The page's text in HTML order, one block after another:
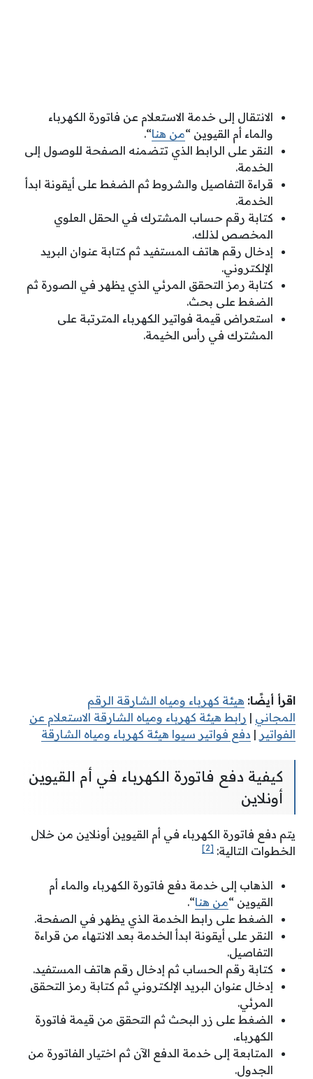
الانتقال إلى خدمة الاستعلام عن فاتورة الكهرباء
والماء أم القيوين “من هنا“.
النقر على الرابط الذي تتضمنه الصفحة للوصول إلى
الخدمة.
قراءة التفاصيل والشروط ثم الضغط على أيقونة ابدأ
الخدمة.
كتابة رقم حساب المشترك في الحقل العلوي
المخصص لذلك.
إدخال رقم هاتف المستفيد ثم كتابة عنوان البريد
الإلكتروني.
كتابة رمز التحقق المرئي الذي يظهر في الصورة ثم
الضغط على بحث.
استعراض قيمة فواتير الكهرباء المترتبة على
المشترك في رأس الخيمة.
اقرأ أيضًا: هيئة كهرباء ومياه الشارقة الرقم
المجاني | رابط هيئة كهرباء ومياه الشارقة الاستعلام عن
الفواتير | دفع فواتير سيوا هيئة كهرباء ومياه الشارقة
كيفية دفع فاتورة الكهرباء في أم القيوين
أونلاين
يتم دفع فاتورة الكهرباء في أم القيوين أونلاين من خلال
الخطوات التالية: [2]
الذهاب إلى خدمة دفع فاتورة الكهرباء والماء أم
القيوين “من هنا“.
الضغط على رابط الخدمة الذي يظهر في الصفحة.
النقر على أيقونة ابدأ الخدمة بعد الانتهاء من قراءة
التفاصيل.
كتابة رقم الحساب ثم إدخال رقم هاتف المستفيد.
إدخال عنوان البريد الإلكتروني ثم كتابة رمز التحقق
المرئي.
الضغط على زر البحث ثم التحقق من قيمة فاتورة
الكهرباء.
المتابعة إلى خدمة الدفع الآن ثم اختيار الفاتورة من
الجدول.